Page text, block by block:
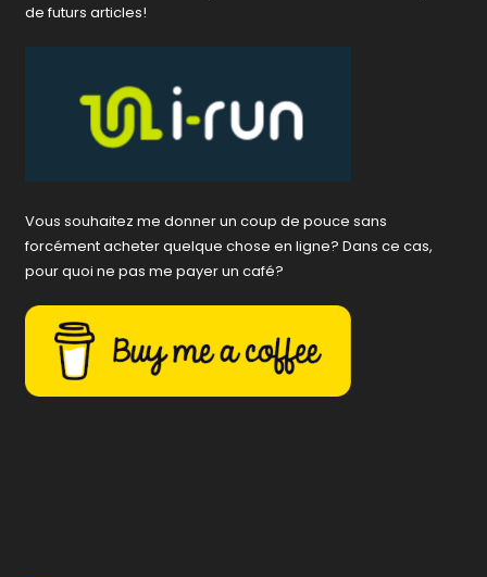
de futurs articles!
Vous souhaitez me donner un coup de pouce sans
forcément acheter quelque chose en ligne? Dans ce cas,
pour quoi ne pas me payer un café?